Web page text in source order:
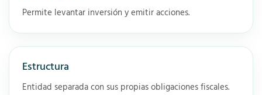
Permite levantar inversión y emitir acciones.
Estructura
Entidad separada con sus propias obligaciones fiscales.